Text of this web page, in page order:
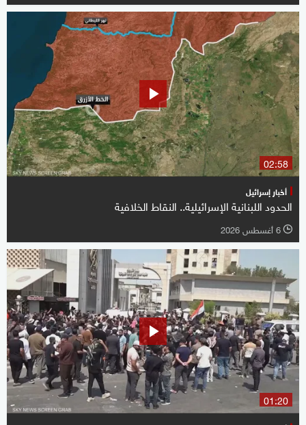
02:58
أخبار إسرائيل
الحدود اللبنانية الإسرائيلية.. النقاط الخلافية
l 6 أغسطس 2026
01:20